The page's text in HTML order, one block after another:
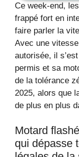
Ce week-end,
frappé fort en
faire parler la
Avec une
autorisée, il
permis et sa
de la tolérance
2025, alors que
de plus en plus
Motard
qui dépasse